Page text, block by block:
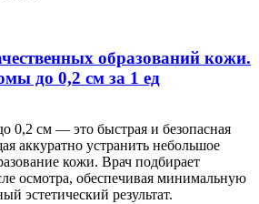
образований кожи.
до 0,2 см за 1 ед
0,2 см — это быстрая и безопасная
аккуратно устранить небольшое
кожи. Врач подбирает
осмотра, обеспечивая минимальную
эстетический результат.